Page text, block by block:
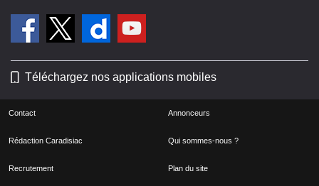
Téléchargez nos applications mobiles
Contact Annonceurs
Rédaction Caradisiac Qui sommes-nous ?
Recrutement Plan du site